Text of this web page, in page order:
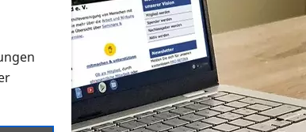
Formaten an
suchen und dieses bestellen bzw. herunterladen